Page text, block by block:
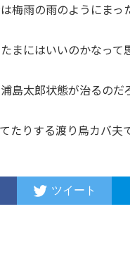
梅雨の雨のようにま
まにはいいのかなって
島太郎状態が治るのだ
たりする渡り鳥カバ夫
ツイート